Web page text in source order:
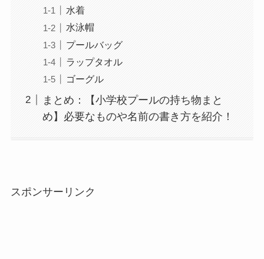
水着
水泳帽
プールバッグ
ラップタオル
ゴーグル
まとめ：【小学校プールの持ち物まと
め】必要なものや名前の書き方を紹介！
スポンサーリンク